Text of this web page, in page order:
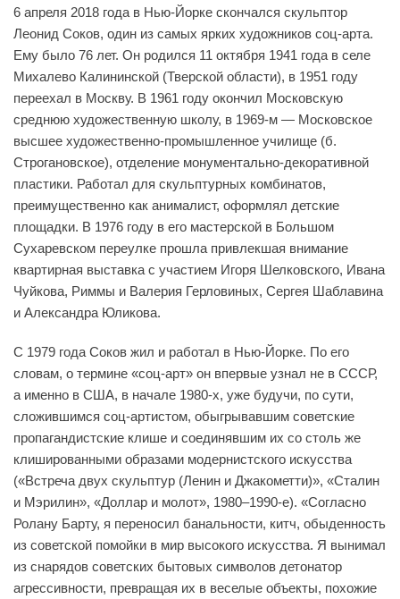
6 апреля 2018 года в Нью-Йорке скончался скульптор
Леонид Соков, один из самых ярких художников соц-арта.
Ему было 76 лет. Он родился 11 октября 1941 года в селе
Михалево Калининской (Тверской области), в 1951 году
переехал в Москву. В 1961 году окончил Московскую
среднюю художественную школу, в 1969-м — Московское
высшее художественно-промышленное училище (б.
Строгановское), отделение монументально-декоративной
пластики. Работал для скульптурных комбинатов,
преимущественно как анималист, оформлял детские
площадки. В 1976 году в его мастерской в Большом
Сухаревском переулке прошла привлекшая внимание
квартирная выставка с участием Игоря Шелковского, Ивана
Чуйкова, Риммы и Валерия Герловиных, Сергея Шаблавина
и Александра Юликова.
С 1979 года Соков жил и работал в Нью-Йорке. По его
словам, о термине «соц-арт» он впервые узнал не в СССР,
а именно в США, в начале 1980-х, уже будучи, по сути,
сложившимся соц-артистом, обыгрывавшим советские
пропагандистские клише и соединявшим их со столь же
клишированными образами модернистского искусства
(«Встреча двух скульптур (Ленин и Джакометти)», «Сталин
и Мэрилин», «Доллар и молот», 1980–1990-е). «Согласно
Ролану Барту, я переносил банальности, китч, обыденность
из советской помойки в мир высокого искусства. Я вынимал
из снарядов советских бытовых символов детонатор
агрессивности, превращая их в веселые объекты, похожие